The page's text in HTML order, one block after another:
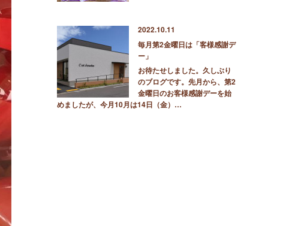
2022.10.11
毎月第2金曜日は「客様感謝デ
ー」
お待たせしました。久しぶり
のブログです。先月から、第2
金曜日のお客様感謝デーを始
めましたが、今月10月は14日（金）…